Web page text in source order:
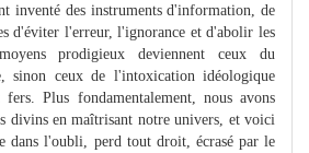
inventé des instruments d'information, de
d'éviter l'erreur, l'ignorance et d'abolir les
prodigieux deviennent ceux du
sinon ceux de l'intoxication idéologique
Plus fondamentalement, nous avons
divins en maîtrisant notre univers, et voici
dans l'oubli, perd tout droit, écrasé par le